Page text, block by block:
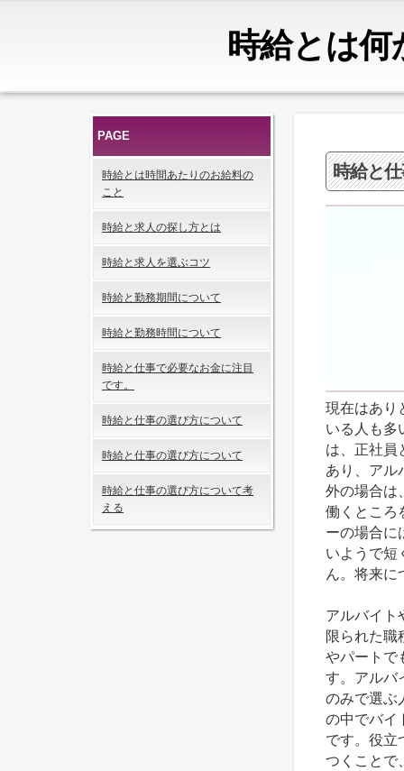
時給とは
PAGE
時給とは時間あたりのお給料の
こと
時給と求人の探し方とは
時給と求人を選ぶコツ
時給と勤務期間について
時給と勤務時間について
時給と仕事で必要なお金に注目
です。
時給と仕事の選び方について
時給と仕事の選び方について
時給と仕事の選び方について考
える
時給と
現在はあり
いる人も多
は、正社員
あり、アル
外の場合は
働くところ
ーの場合に
いようで短
ん。将来に
アルバイト
限られた職
やパートで
す。アルバ
のみで選ぶ
の中でバイ
です。役立
つくことで